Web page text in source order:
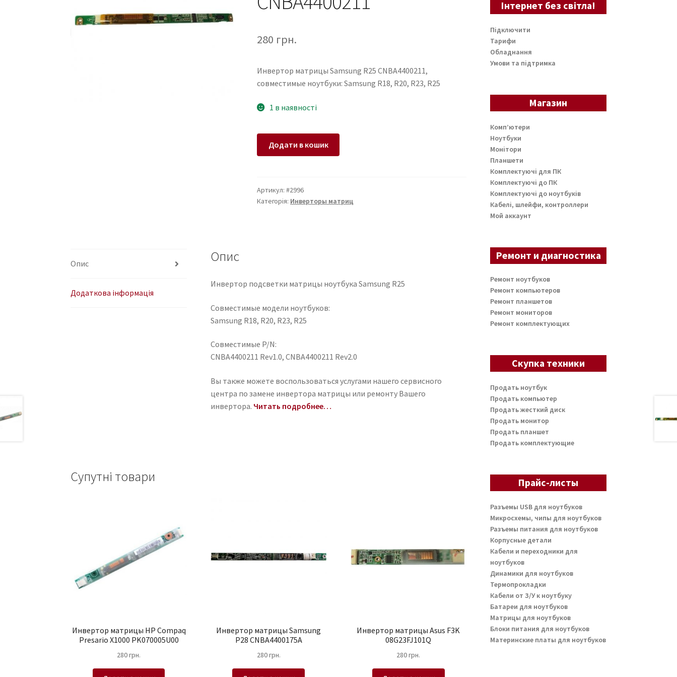
280 грн.
Инвертор матрицы Samsung R25 CNBA4400211,
совместимые ноутбуки: Samsung R18, R20, R23, R25
1 в наявності
матрицы
CNBA4400211
кількість
Додати в кошик
Артикул:#2996
Категорія: Инверторы матриц
Опис
Додаткова інформація
Опис
Инвертор подсветки матрицы ноутбука Samsung R25
Совместимые модели ноутбуков:
Samsung R18, R20, R23, R25
Совместимые P/N:
CNBA4400211 Rev1.0, CNBA4400211 Rev2.0
Вы также можете воспользоваться услугами нашего сервисного
центра по замене инвертора матрицы или ремонту Вашего
инвертора. Читать подробнее…
Супутні товари
Инвертор матрицы HP Compaq
Presario X1000 PK070005U00
280грн.
Инвертор матрицы Samsung
P28 CNBA4400175A
280грн.
Инвертор матрицы Asus F3K
08G23FJ101Q
280грн.
Інтернет без світла!
Підключити
Тарифи
Обладнання
Умови та підтримка
Магазин
Комп’ютери
Ноутбуки
Монітори
Планшети
Комплектуючі для ПК
Комплектуючі до ПК
Комплектуючі до ноутбуків
Кабелі, шлейфи, контроллери
Мой аккаунт
Ремонт и диагностика
Ремонт ноутбуков
Ремонт компьютеров
Ремонт планшетов
Ремонт мониторов
Ремонт комплектующих
Скупка техники
Продать ноутбук
Продать компьютер
Продать жесткий диск
Продать монитор
Продать планшет
Продать комплектующие
Прайс-листы
Разъемы USB для ноутбуков
Микросхемы, чипы для ноутбуков
Разъемы питания для ноутбуков
Корпусные детали
Кабели и переходники для
ноутбуков
Динамики для ноутбуков
Термопрокладки
Кабели от З/У к ноутбуку
Батареи для ноутбуков
Матрицы для ноутбуков
Блоки питания для ноутбуков
Материнские платы для ноутбуков